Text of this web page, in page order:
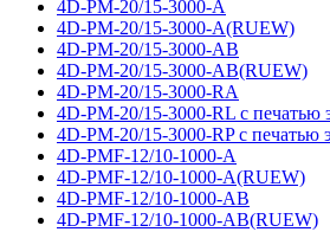
4D-PM-20/15-3000-A
4D-PM-20/15-3000-A(RUEW)
4D-PM-20/15-3000-AB
4D-PM-20/15-3000-AB(RUEW)
4D-PM-20/15-3000-RA
4D-PM-20/15-3000-RL с печатью
4D-PM-20/15-3000-RP с печатью
4D-PMF-12/10-1000-A
4D-PMF-12/10-1000-A(RUEW)
4D-PMF-12/10-1000-AB
4D-PMF-12/10-1000-AB(RUEW)